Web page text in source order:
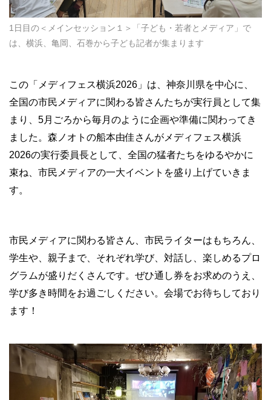
1日目の＜メインセッション１＞「子ども・若者とメディア」で
は、横浜、亀岡、石巻から子ども記者が集まります
この「メディフェス横浜2026」は、神奈川県を中心に、
全国の市民メディアに関わる皆さんたちが実行員として集
まり、5月ごろから毎月のように企画や準備に関わってき
ました。森ノオトの船本由佳さんがメディフェス横浜
2026の実行委員長として、全国の猛者たちをゆるやかに
束ね、市民メディアの一大イベントを盛り上げていきま
す。
市民メディアに関わる皆さん、市民ライターはもちろん、
学生や、親子まで、それぞれ学び、対話し、楽しめるプロ
グラムが盛りだくさんです。ぜひ通し券をお求めのうえ、
学び多き時間をお過ごしください。会場でお待ちしており
ます！